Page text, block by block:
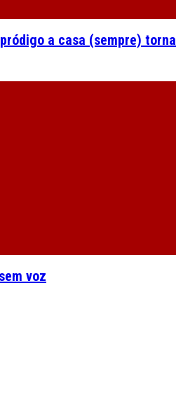
a casa (sempre) torna
voz